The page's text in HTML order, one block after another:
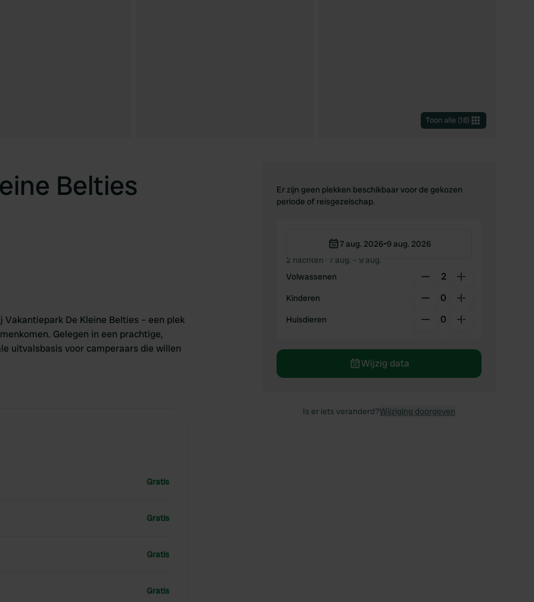
Toon alle (18)
Belties
De Kleine Belties – een plek
Gelegen in een prachtige,
uitvalsbasis voor camperaars die willen
Gratis
Gratis
Gratis
Gratis
Er zijn geen plekken beschikbaar voor de gekozen
periode of reisgezelschap.
7 aug. 2026-9 aug. 2026
2 nachten · 7 aug. – 9 aug.
Volwassenen
2
Kinderen 0
Huisdieren 0
Wijzig data
Is er iets veranderd?Wijziging doorgeven